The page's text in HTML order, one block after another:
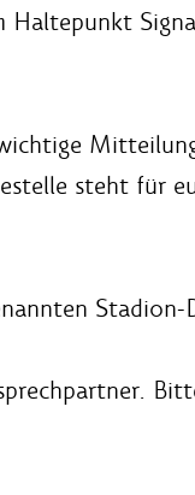
Haltepunkt
steht für
Stadion-